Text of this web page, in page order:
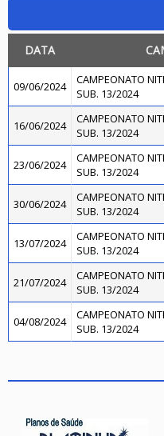
DATA
09/06/2024
CAMPEONATO
SUB. 13/2024
16/06/2024
CAMPEONATO
SUB. 13/2024
23/06/2024
CAMPEONATO
SUB. 13/2024
30/06/2024
CAMPEONATO
SUB. 13/2024
13/07/2024
CAMPEONATO
SUB. 13/2024
21/07/2024
CAMPEONATO
SUB. 13/2024
04/08/2024
CAMPEONATO
SUB. 13/2024